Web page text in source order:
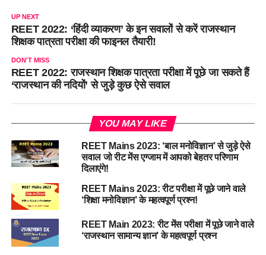
UP NEXT
REET 2022: ‘हिंदी व्याकरण’ के इन सवालों से करें राजस्थान
शिक्षक पात्रता परीक्षा की फाइनल तैयारी!
DON'T MISS
REET 2022: राजस्थान शिक्षक पात्रता परीक्षा में पूछे जा सकते हैं
‘राजस्थान की नदियों’ से जुड़े कुछ ऐसे सवाल
YOU MAY LIKE
REET Mains 2023: ‘बाल मनोविज्ञान’ से जुड़े ऐसे
सवाल जो रीट मेंस एग्जाम में आपको बेहतर परिणाम
दिलाएंगे!
REET Mains 2023: रीट परीक्षा में पूछे जाने वाले
‘शिक्षा मनोविज्ञान’ के महत्वपूर्ण प्रश्न!
REET Main 2023: रीट मेंस परीक्षा में पूछे जाने वाले
‘राजस्थान सामान्य ज्ञान’ के महत्वपूर्ण प्रश्न